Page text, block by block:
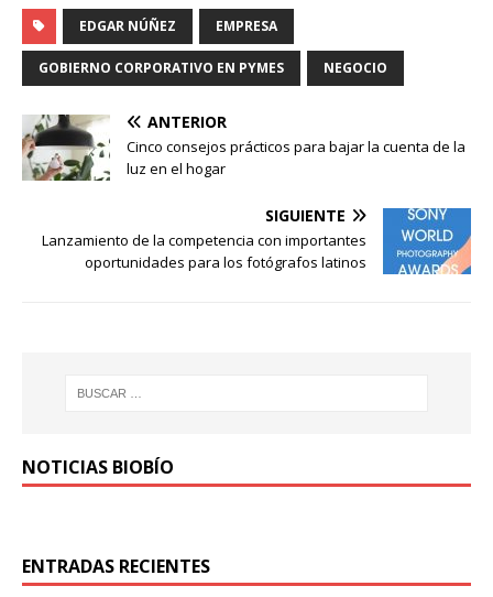
EDGAR NÚÑEZ EMPRESA
GOBIERNO CORPORATIVO EN PYMES NEGOCIO
ANTERIOR
Cinco consejos prácticos para bajar la cuenta de la
luz en el hogar
SIGUIENTE
Lanzamiento de la competencia con importantes
oportunidades para los fotógrafos latinos
NOTICIAS BIOBÍO
ENTRADAS RECIENTES